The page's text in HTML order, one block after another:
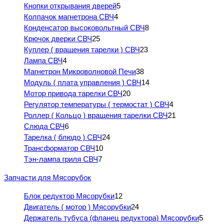
Кнопки открывания дверей5
Колпачок магнетрона СВЧ4
Конденсатор высоковольтный СВЧ8
Крючок дверки СВЧ25
Куплер ( вращения тарелки ) СВЧ23
Лампа СВЧ4
Магнетрон Микроволновой Печи38
Модуль ( плата управления ) СВЧ14
Мотор привода тарелки СВЧ20
Регулятор температуры ( термостат ) СВЧ4
Роллер ( Кольцо ) вращения тарелки СВЧ21
Слюда СВЧ6
Тарелка ( блюдо ) СВЧ24
Трансформатор СВЧ10
Тэн-лампа гриля СВЧ7
Запчасти для Мясорубок
Блок редуктор Мясорубки12
Двигатель ( мотор ) Мясорубки24
Держатель тубуса (фланец редуктора) Мясорубки5